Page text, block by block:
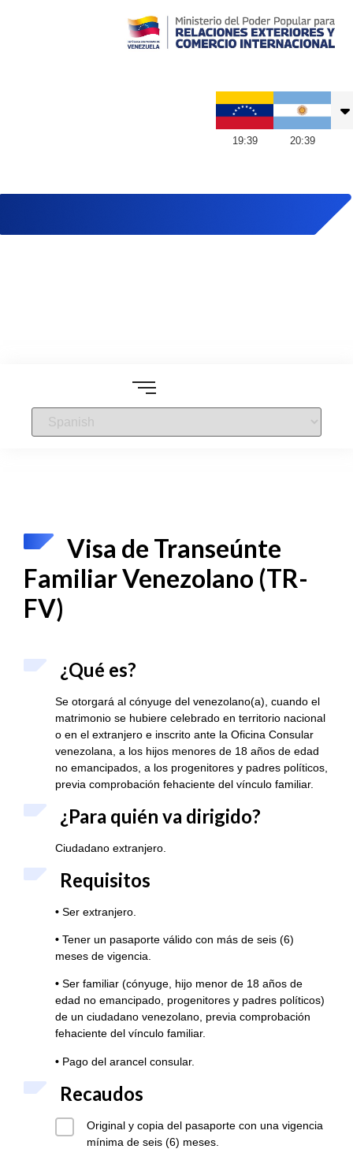
19:39 20:39
Visa de Transeúnte
Familiar Venezolano (TR-
FV)
¿Qué es?
Se otorgará al cónyuge del venezolano(a), cuando el
matrimonio se hubiere celebrado en territorio nacional
o en el extranjero e inscrito ante la Oficina Consular
venezolana, a los hijos menores de 18 años de edad
no emancipados, a los progenitores y padres políticos,
previa comprobación fehaciente del vínculo familiar.
¿Para quién va dirigido?
Ciudadano extranjero.
Requisitos
• Ser extranjero.
• Tener un pasaporte válido con más de seis (6)
meses de vigencia.
• Ser familiar (cónyuge, hijo menor de 18 años de
edad no emancipado, progenitores y padres políticos)
de un ciudadano venezolano, previa comprobación
fehaciente del vínculo familiar.
• Pago del arancel consular.
Recaudos
Original y copia del pasaporte con una vigencia
mínima de seis (6) meses.